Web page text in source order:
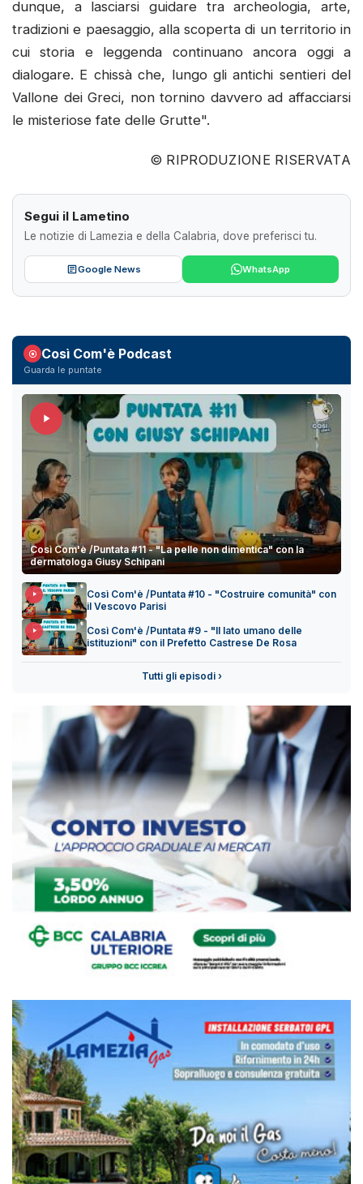
dunque, a lasciarsi guidare tra archeologia, arte,
tradizioni e paesaggio, alla scoperta di un territorio in
cui storia e leggenda continuano ancora oggi a
dialogare. E chissà che, lungo gli antichi sentieri del
Vallone dei Greci, non tornino davvero ad affacciarsi
le misteriose fate delle Grutte".
© RIPRODUZIONE RISERVATA
Segui il Lametino
Le notizie di Lamezia e della Calabria, dove preferisci tu.
Google News WhatsApp
Così Com'è Podcast
Guarda le puntate
Così Com'è /Puntata #11 - "La pelle non dimentica" con la
dermatologa Giusy Schipani
Così Com'è /Puntata #10 - "Costruire comunità" con
il Vescovo Parisi
Così Com'è /Puntata #9 - "Il lato umano delle
istituzioni" con il Prefetto Castrese De Rosa
Tutti gli episodi ›